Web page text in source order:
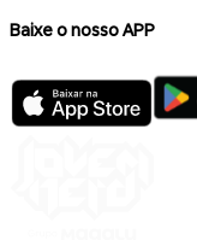
Baixe o nosso APP